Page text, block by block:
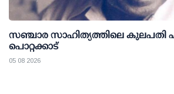
സഞ്ചാര സാഹിത്യത്തിലെ
പൊറ്റക്കാട്
05 08 2026